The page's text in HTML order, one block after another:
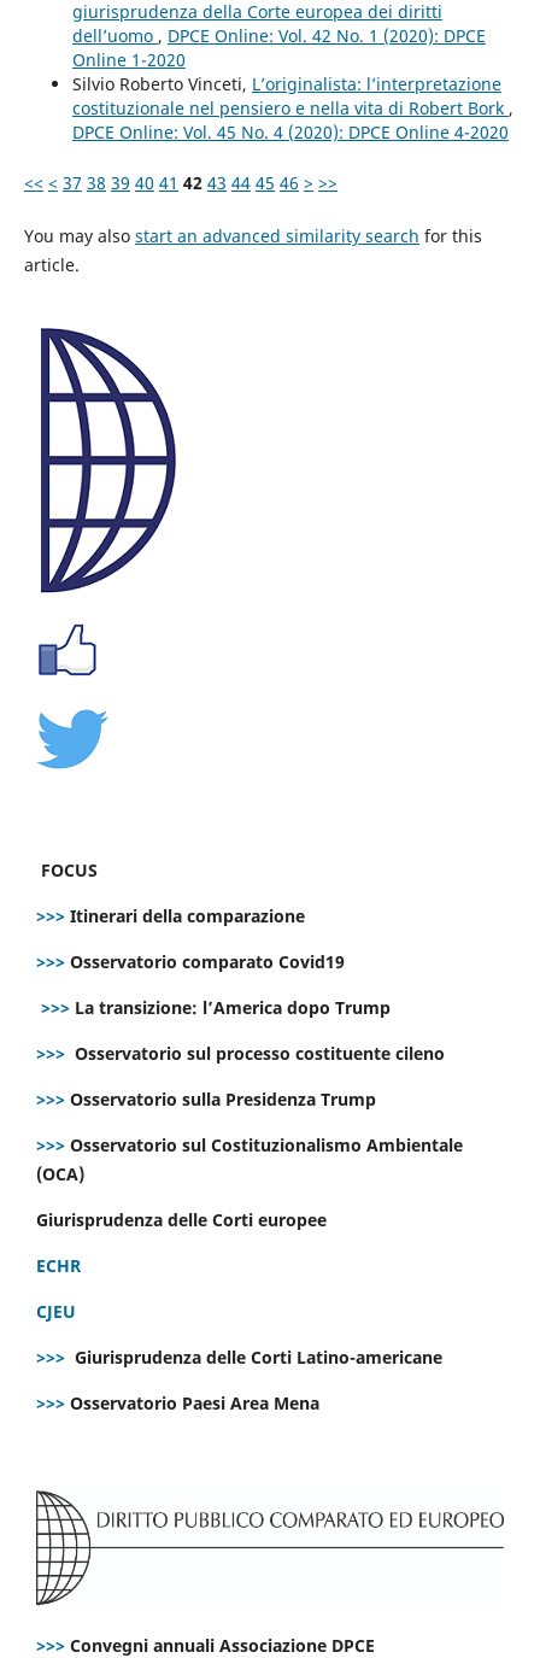
giurisprudenza della Corte europea dei diritti
dell’uomo , DPCE Online: Vol. 42 No. 1 (2020): DPCE
Online 1-2020
Silvio Roberto Vinceti, L’originalista: l’interpretazione
costituzionale nel pensiero e nella vita di Robert Bork ,
DPCE Online: Vol. 45 No. 4 (2020): DPCE Online 4-2020
<< < 37 38 39 40 41 42 43 44 45 46 > >>
You may also start an advanced similarity search for this
article.
FOCUS
>>> Itinerari della comparazione
>>> Osservatorio comparato Covid19
>>> La transizione: l’America dopo Trump
>>> Osservatorio sul processo costituente cileno
>>> Osservatorio sulla Presidenza Trump
>>> Osservatorio sul Costituzionalismo Ambientale
(OCA)
Giurisprudenza delle Corti europee
ECHR
CJEU
>>> Giurisprudenza delle Corti Latino-americane
>>> Osservatorio Paesi Area Mena
>>> Convegni annuali Associazione DPCE